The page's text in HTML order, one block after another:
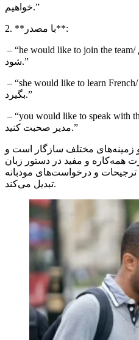
خواهیم.”
2. **با مصدر**:
– “he would like to join the team/ او دوست دارد به تیم ملحق
شود.”
– “she would like to learn French/ او دوست دارد فرانسوی یاد
بگیرد.”
– “you would like to speak with
مدیر صحبت کنید.”
زمینه‌های مختلف سازگار است و
همه‌کاره و مفید در دستور زبان
ترجیحات و درخواست‌های مودبانه
تبدیل می‌کند.